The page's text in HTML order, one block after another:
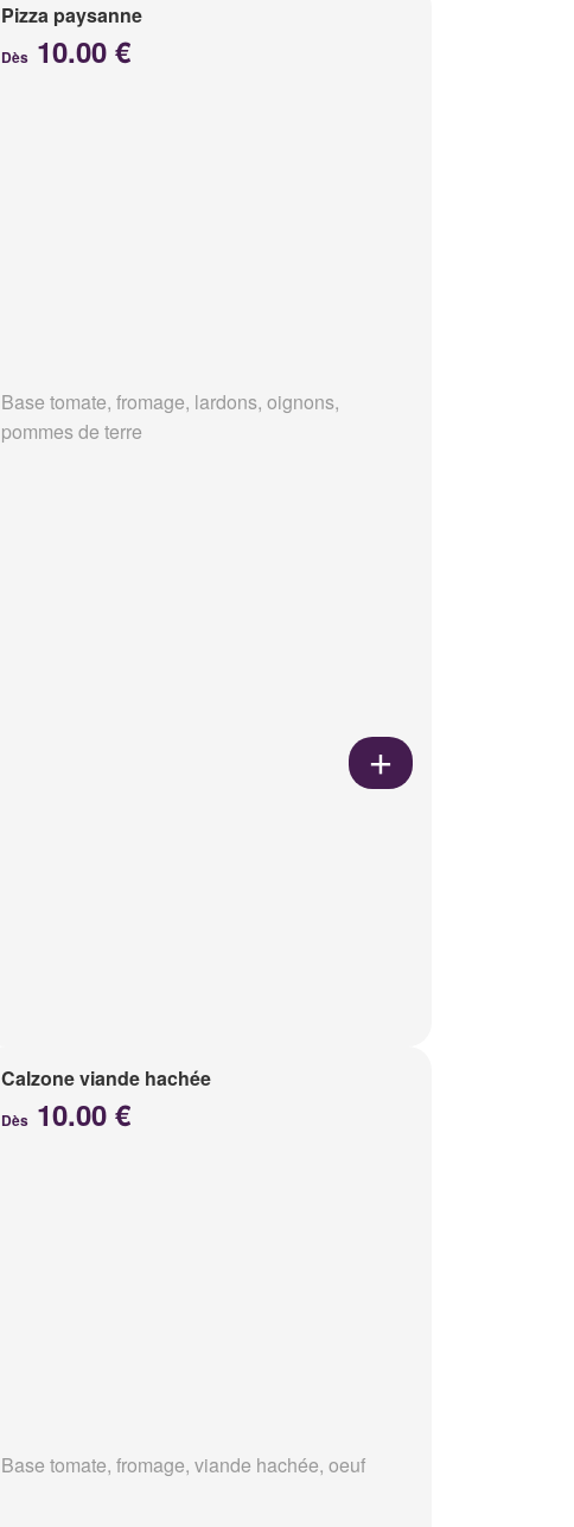
Pizza paysanne
Dès 10.00 €
Base tomate, fromage, lardons, oignons,
pommes de terre
Calzone viande hachée
Dès 10.00 €
Base tomate, fromage, viande hachée, oeuf